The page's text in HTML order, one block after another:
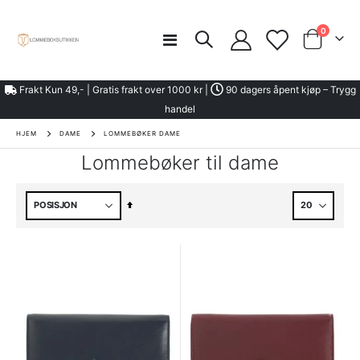
Toggle
0
Frakt Kun 49,- | Gratis frakt over 1000 kr |
90 dagers åpent kjøp – Trygg
handel
HJEM DAME LOMMEBØKER DAME
Lommebøker til dame
Angi